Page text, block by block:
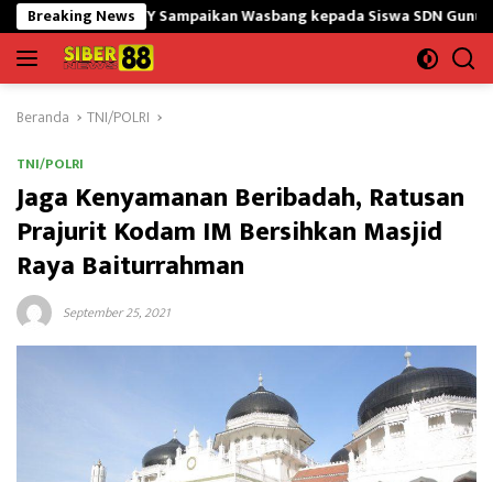
Langsung
ke
konten
Breaking News
Sampaikan Wasbang kepada Siswa SDN Gunung Susu
Beranda TNI/POLRI
TNI/POLRI
Jaga Kenyamanan Beribadah, Ratusan
Prajurit Kodam IM Bersihkan Masjid
Raya Baiturrahman
September 25, 2021